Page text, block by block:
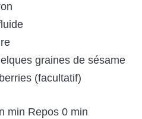
graines de sésame
(facultatif)
min Repos 0 min